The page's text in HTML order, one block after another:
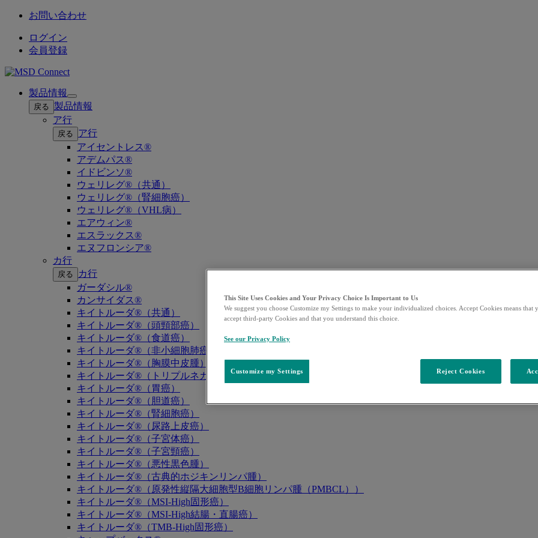
お問い合わせ
ログイン
会員登録
製品情報
Open
submenu
戻る 製品情報
ア行
戻る
ア行
アイセントレス®
アデムパス®
イドビンソ®
ウェリレグ®（共通）
ウェリレグ®（腎細胞癌）
ウェリレグ®（VHL病）
エアウィン®
エスラックス®
エヌフロンシア®
カ行
戻る
カ行
ガーダシル®
カンサイダス®
キイトルーダ®（共通）
キイトルーダ®（頭頸部癌）
キイトルーダ®（食道癌）
キイトルーダ®（非小細胞肺癌）
キイトルーダ®（胸膜中皮腫）
キイトルーダ®（トリプルネガティブ乳癌）
キイトルーダ®（胃癌）
キイトルーダ®（胆道癌）
キイトルーダ®（腎細胞癌）
キイトルーダ®（尿路上皮癌）
キイトルーダ®（子宮体癌）
キイトルーダ®（子宮頸癌）
キイトルーダ®（悪性黒色腫）
キイトルーダ®（古典的ホジキンリンパ腫）
キイトルーダ®（原発性縦隔大細胞型B細胞リンパ腫（PMBCL））
キイトルーダ®（MSI-High固形癌）
キイトルーダ®（MSI-High結腸・直腸癌）
キイトルーダ®（TMB-High固形癌）
This Site Uses Cookies and Your Privacy Choice Is Important to Us
We suggest you choose Customize my Settings to make your individualized choices. Accept Cookies means that
accept third-party Cookies and that you understand this choice.
See our Privacy Policy
Customize my Settings Reject Cookies